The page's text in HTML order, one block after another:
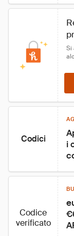
Si
Codici
i
Codice
verificato